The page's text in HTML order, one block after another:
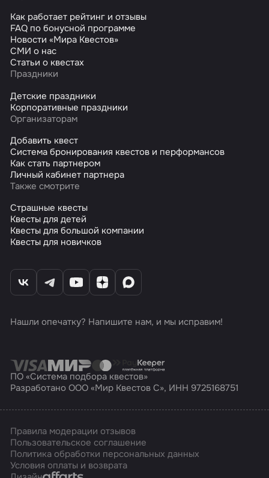
Как работает рейтинг и отзывы
FAQ по бонусной программе
Новости «Мира Квестов»
СМИ о нас
Статьи о квестах
Праздники
Детские праздники
Корпоративные праздники
Организаторам
Добавить квест
Система бронирования квестов и перформансов
Как стать партнером
Личный кабинет партнера
Также смотрите
Страшные квесты
Квесты для детей
Квесты для большой компании
Квесты для новичков
Нашли опечатку? Напишите нам, и мы исправим!
ПО «Система подбора квестов»
Разработано ООО «Мир Квестов С», ИНН 9725168751
Правила модерации отзывов
Пользовательское соглашение
Политика обработки персональных данных
Условия оплаты и возврата